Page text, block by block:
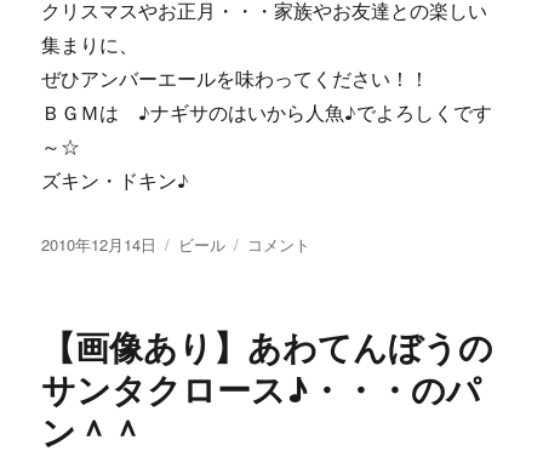
クリスマスやお正月・・・家族やお友達との楽しい
集まりに、
ぜひアンバーエールを味わってください！！
ＢＧＭは ♪ナギサのはいから人魚♪でよろしくです
～☆
ズキン・ドキン♪
投
2010年12月14日
カ
ー
ビール
♪
の
は
い
コメント
【画像あり】あわてんぼうの
サンタクロース♪・・・のパ
ン＾＾